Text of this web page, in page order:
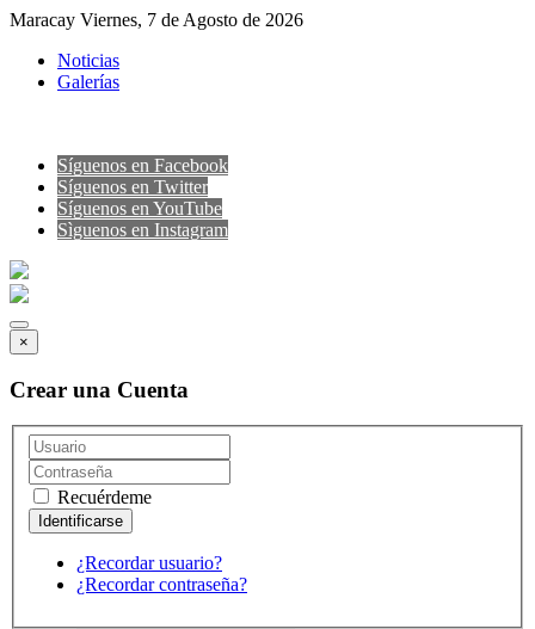
Maracay Viernes, 7 de Agosto de 2026
Noticias
Galerías
Síguenos en Facebook
Síguenos en Twitter
Síguenos en YouTube
Sìguenos en Instagram
×
Crear una Cuenta
Recuérdeme
¿Recordar usuario?
¿Recordar contraseña?